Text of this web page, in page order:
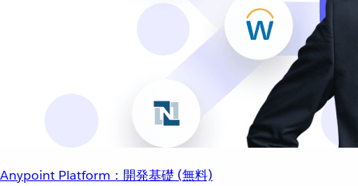
Anypoint Platform：開発基礎 (無料)